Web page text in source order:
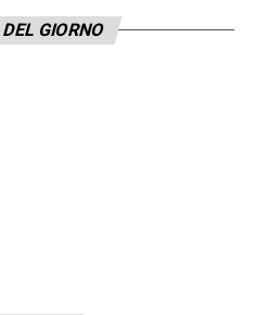
comunque da
GIORNO